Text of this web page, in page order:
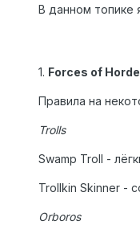
В данном топике
1. Forces of
Правила на
Trolls
Swamp Troll -
Trollkin Skinner -
Orboros